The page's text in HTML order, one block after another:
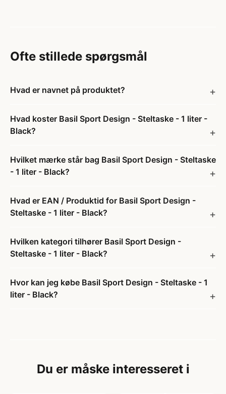
Ofte stillede spørgsmål
Hvad er navnet på produktet?
Hvad koster Basil Sport Design - Steltaske - 1 liter -
Black?
Hvilket mærke står bag Basil Sport Design - Steltaske
- 1 liter - Black?
Hvad er EAN / Produktid for Basil Sport Design -
Steltaske - 1 liter - Black?
Hvilken kategori tilhører Basil Sport Design -
Steltaske - 1 liter - Black?
Hvor kan jeg købe Basil Sport Design - Steltaske - 1
liter - Black?
Du er måske interesseret i